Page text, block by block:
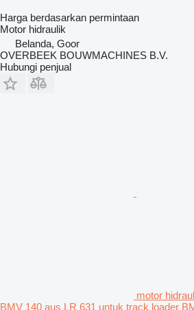
Harga berdasarkan permintaan
Motor hidraulik
Belanda, Goor
OVERBEEK BOUWMACHINES B.V.
Hubungi penjual
motor
BMV 140 aus LR 631 untuk track loader